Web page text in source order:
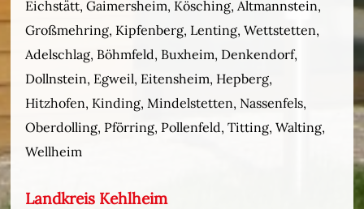
Eichstätt, Gaimersheim, Kösching, Altmannstein,
Großmehring, Kipfenberg, Lenting, Wettstetten,
Adelschlag, Böhmfeld, Buxheim, Denkendorf,
Dollnstein, Egweil, Eitensheim, Hepberg,
Hitzhofen, Kinding, Mindelstetten, Nassenfels,
Oberdolling, Pförring, Pollenfeld, Titting, Walting,
Wellheim
Landkreis Kehlheim